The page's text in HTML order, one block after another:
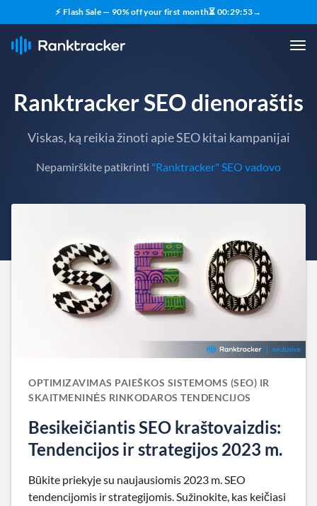
⚡ Flash Sale — 90% off your first month⏳ 00:29:52→
Ranktracker SEO dienoraštis
Viskas, ką reikia žinoti apie SEO kitai kampanijai
Nepamirškite patikrinti "Ranktracker" SEO vadovo
OPTIMIZAVIMAS PAIEŠKOS SISTEMOMS (SEO) IR
SKAITMENINĖS RINKODAROS TENDENCIJOS
Besikeičiantis SEO kraštovaizdis:
Tendencijos ir strategijos 2023 m.
Būkite priekyje su naujausiomis 2023 m. SEO
tendencijomis ir strategijomis. Sužinokite, kas keičiasi